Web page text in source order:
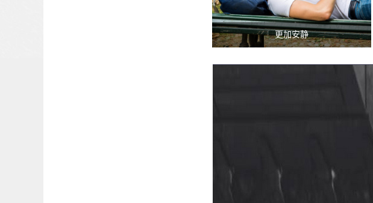
更加安静
无论在日间还是夜间作业，使用全新